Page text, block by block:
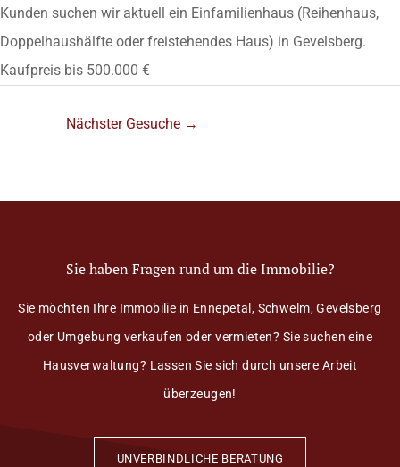
Kunden suchen wir aktuell ein Einfamilienhaus (Reihenhaus,
Doppelhaushälfte oder freistehendes Haus) in Gevelsberg.
Kaufpreis bis 500.000 €
Nächster Gesuche →
Sie haben Fragen rund um die Immobilie?
Sie möchten Ihre Immobilie in Ennepetal, Schwelm, Gevelsberg
oder Umgebung verkaufen oder vermieten? Sie suchen eine
Hausverwaltung? Lassen Sie sich durch unsere Arbeit
überzeugen!
UNVERBINDLICHE BERATUNG